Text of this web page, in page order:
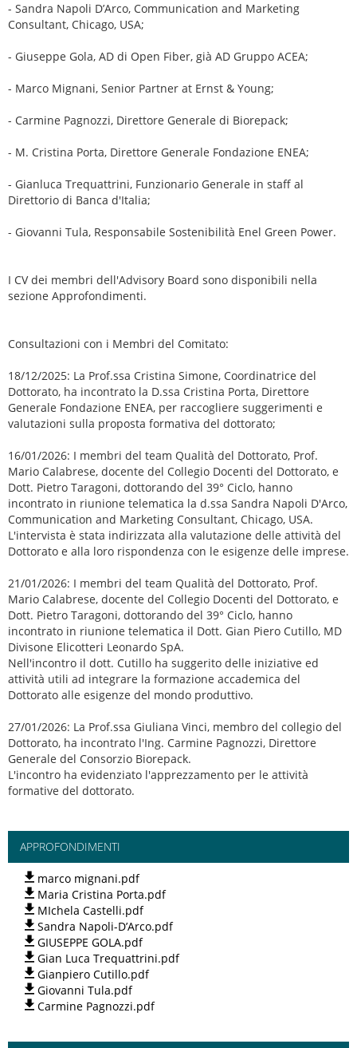
- Sandra Napoli D’Arco, Communication and Marketing
Consultant, Chicago, USA;
- Giuseppe Gola, AD di Open Fiber, già AD Gruppo ACEA;
- Marco Mignani, Senior Partner at Ernst & Young;
- Carmine Pagnozzi, Direttore Generale di Biorepack;
- M. Cristina Porta, Direttore Generale Fondazione ENEA;
- Gianluca Trequattrini, Funzionario Generale in staff al
Direttorio di Banca d'Italia;
- Giovanni Tula, Responsabile Sostenibilità Enel Green Power.
I CV dei membri dell'Advisory Board sono disponibili nella
sezione Approfondimenti.
Consultazioni con i Membri del Comitato:
18/12/2025: La Prof.ssa Cristina Simone, Coordinatrice del
Dottorato, ha incontrato la D.ssa Cristina Porta, Direttore
Generale Fondazione ENEA, per raccogliere suggerimenti e
valutazioni sulla proposta formativa del dottorato;
16/01/2026: I membri del team Qualità del Dottorato, Prof.
Mario Calabrese, docente del Collegio Docenti del Dottorato, e
Dott. Pietro Taragoni, dottorando del 39° Ciclo, hanno
incontrato in riunione telematica la d.ssa Sandra Napoli D'Arco,
Communication and Marketing Consultant, Chicago, USA.
L'intervista è stata indirizzata alla valutazione delle attività del
Dottorato e alla loro rispondenza con le esigenze delle imprese.
21/01/2026: I membri del team Qualità del Dottorato, Prof.
Mario Calabrese, docente del Collegio Docenti del Dottorato, e
Dott. Pietro Taragoni, dottorando del 39° Ciclo, hanno
incontrato in riunione telematica il Dott. Gian Piero Cutillo, MD
Divisone Elicotteri Leonardo SpA.
Nell'incontro il dott. Cutillo ha suggerito delle iniziative ed
attività utili ad integrare la formazione accademica del
Dottorato alle esigenze del mondo produttivo.
27/01/2026: La Prof.ssa Giuliana Vinci, membro del collegio del
Dottorato, ha incontrato l'Ing. Carmine Pagnozzi, Direttore
Generale del Consorzio Biorepack.
L'incontro ha evidenziato l'apprezzamento per le attività
formative del dottorato.
APPROFONDIMENTI
marco mignani.pdf
Maria Cristina Porta.pdf
MIchela Castelli.pdf
Sandra Napoli-D’Arco.pdf
GIUSEPPE GOLA.pdf
Gian Luca Trequattrini.pdf
Gianpiero Cutillo.pdf
Giovanni Tula.pdf
Carmine Pagnozzi.pdf